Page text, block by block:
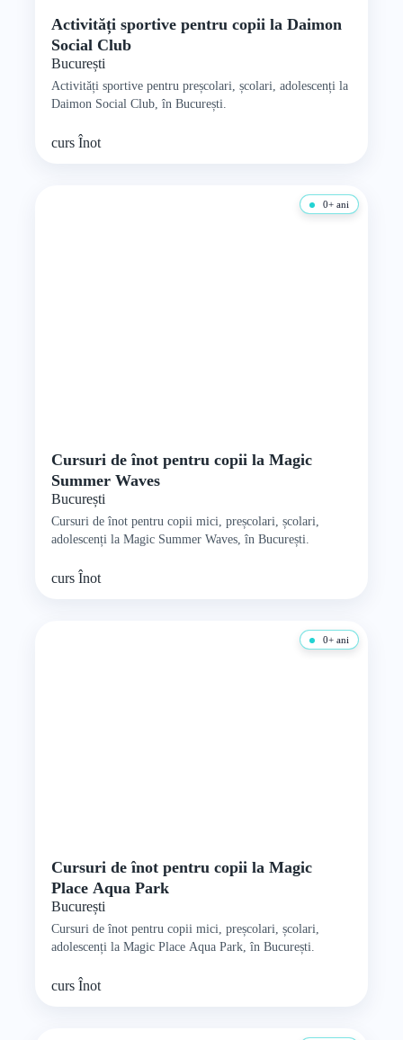
Activități sportive pentru copii la Daimon
Social Club
București
Activități sportive pentru preșcolari, școlari, adolescenți la
Daimon Social Club, în București.
curs Înot
0+ ani
Cursuri de înot pentru copii la Magic
Summer Waves
București
Cursuri de înot pentru copii mici, preșcolari, școlari,
adolescenți la Magic Summer Waves, în București.
curs Înot
0+ ani
Cursuri de înot pentru copii la Magic
Place Aqua Park
București
Cursuri de înot pentru copii mici, preșcolari, școlari,
adolescenți la Magic Place Aqua Park, în București.
curs Înot